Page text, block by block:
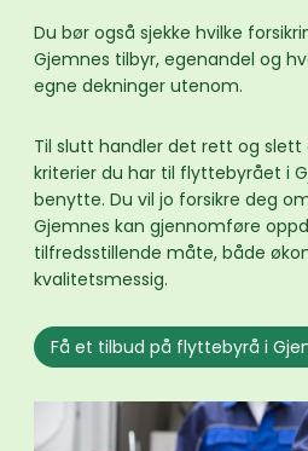
Du bør også sjekke hvilke
Gjemnes tilbyr, egenandel og
egne dekninger utenom.
Til slutt handler det rett og slett
kriterier du har til flyttebyrået i
benytte. Du vil jo forsikre deg
Gjemnes kan gjennomføre
tilfredsstillende måte, både
kvalitetsmessig.
Få et tilbud på flyttebyrå i